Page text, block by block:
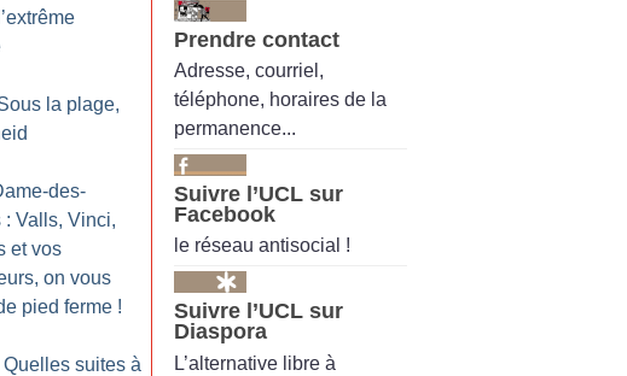
la plage,
des-
: Valls, Vinci,
et vos
on vous
pied ferme !
Quelles suites à
Prendre contact
Adresse, courriel,
téléphone, horaires de la
permanence...
Suivre l’UCL sur
Facebook
le réseau antisocial !
Suivre l’UCL sur
Diaspora
L’alternative libre à